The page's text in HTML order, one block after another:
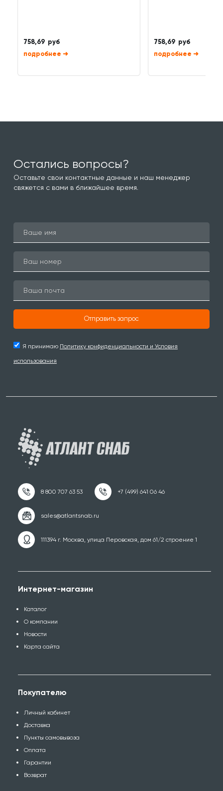
758,69 руб
➜
758,69 руб
➜
Остались вопросы?
Оставьте свои контактные данные и наш менеджер
свяжется с вами в ближайшее время.
Отправить запрос
Я принимаю Политику конфиденциальности и Условия
использования
111394 г. Москва, улица Перовская, дом 61/2 строение 1
Интернет-магазин
Каталог
О компании
Новости
Карта сайта
Покупателю
Личный кабинет
Доставка
Пункты самовывоза
Оплата
Гарантии
Возврат